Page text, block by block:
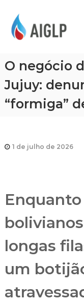
O negócio
Jujuy:
“formiga”
1 de julho de 2026
longas
um